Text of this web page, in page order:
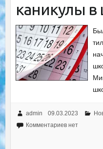
каникулы в
admin 09.03.2023
Комментариев нет